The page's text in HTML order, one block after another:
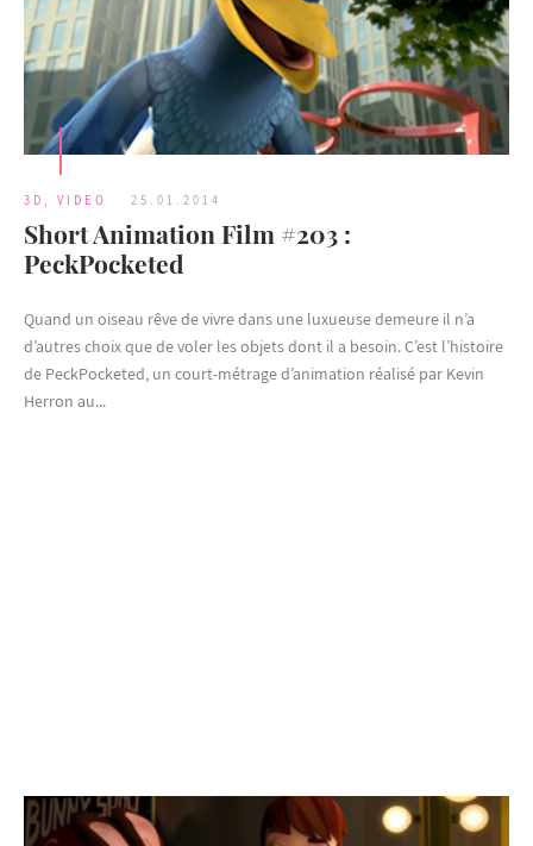
3D , VIDEO 25.01.2014
Short Animation Film #203 :
PeckPocketed
Quand un oiseau rêve de vivre dans une luxueuse demeure il n’a
d’autres choix que de voler les objets dont il a besoin. C’est l’histoire
de PeckPocketed, un court-métrage d’animation réalisé par Kevin
Herron au...